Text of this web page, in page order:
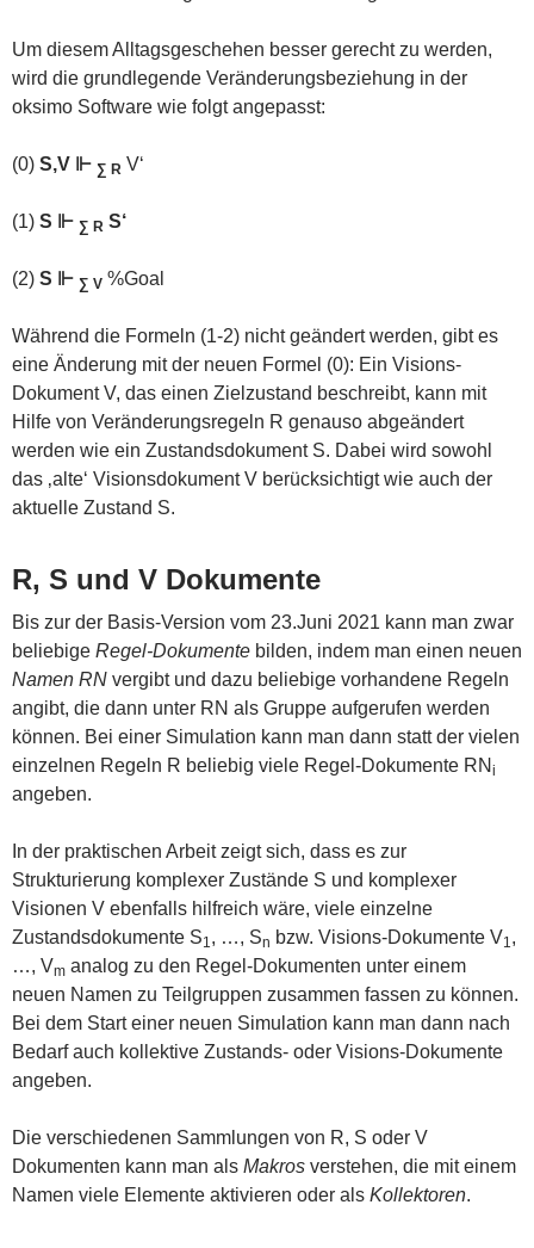
Um diesem Alltagsgeschehen besser gerecht zu werden,
wird die grundlegende Veränderungsbeziehung in der
oksimo Software wie folgt angepasst:
(0) S,V ⊩ ∑ R V‘
(1) S ⊩ ∑ R S‘
(2) S ⊩ ∑ V %Goal
Während die Formeln (1-2) nicht geändert werden, gibt es
eine Änderung mit der neuen Formel (0): Ein Visions-
Dokument V, das einen Zielzustand beschreibt, kann mit
Hilfe von Veränderungsregeln R genauso abgeändert
werden wie ein Zustandsdokument S. Dabei wird sowohl
das ‚alte‘ Visionsdokument V berücksichtigt wie auch der
aktuelle Zustand S.
R, S und V Dokumente
Bis zur der Basis-Version vom 23.Juni 2021 kann man zwar
beliebige Regel-Dokumente bilden, indem man einen neuen
Namen RN vergibt und dazu beliebige vorhandene Regeln
angibt, die dann unter RN als Gruppe aufgerufen werden
können. Bei einer Simulation kann man dann statt der vielen
einzelnen Regeln R beliebig viele Regel-Dokumente RN i
angeben.
In der praktischen Arbeit zeigt sich, dass es zur
Strukturierung komplexer Zustände S und komplexer
Visionen V ebenfalls hilfreich wäre, viele einzelne
Zustandsdokumente S1, …, Sn bzw. Visions-Dokumente V1,
…, Vm analog zu den Regel-Dokumenten unter einem
neuen Namen zu Teilgruppen zusammen fassen zu können.
Bei dem Start einer neuen Simulation kann man dann nach
Bedarf auch kollektive Zustands- oder Visions-Dokumente
angeben.
Die verschiedenen Sammlungen von R, S oder V
Dokumenten kann man als Makros verstehen, die mit einem
Namen viele Elemente aktivieren oder als Kollektoren.